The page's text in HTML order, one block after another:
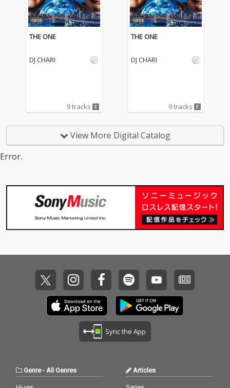
THE ONE
DJ CHARI
9 tracks
THE ONE
DJ CHARI
9 tracks
View More Digital Catalog
Error.
Sync the App
Genre- All Genres Articles